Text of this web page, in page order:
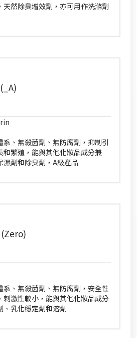
天然除臭增效劑，亦可用作洗滌劑
系、無殺菌劑、無防腐劑，抑制引
和繁殖，能與其他化妝品成分兼
濕劑和除臭劑，A級產品
(Zero)
系、無殺菌劑、無防腐劑，安全性
刺激性較小，能與其他化妝品成分
、乳化穩定劑和溶劑